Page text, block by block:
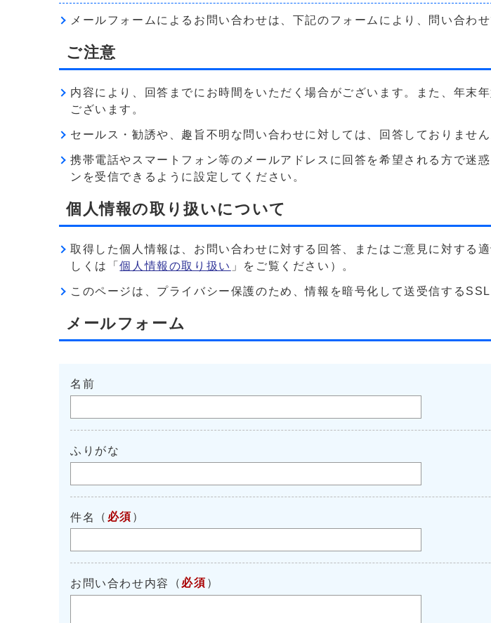
メールフォームによるお問い合わせは、下記のフォームにより、問い合わせ
ご注意
内容により、回答までにお時間をいただく場合がございます。また、年末
ございます。
セールス・勧誘や、趣旨不明な問い合わせに対しては、回答しておりません
携帯電話やスマートフォン等のメールアドレスに回答を希望される方で
ンを受信できるように設定してください。
個人情報の取り扱いについて
取得した個人情報は、お問い合わせに対する回答、またはご意見に対する
しくは「個人情報の取り扱い 」をご覧ください）。
このページは、プライバシー保護のため、情報を暗号化して送受信する
メールフォーム
名前
ふりがな
件名 （ 必須 ）
お問い合わせ内容 （ 必須 ）